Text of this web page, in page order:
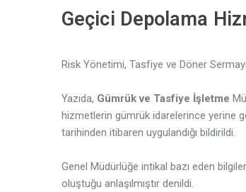
Geçici Depolama
Risk Yönetimi, Tasfiye ve Döner
Yazıda, Gümrük ve Tasfiye İşletme
hizmetlerin gümrük idarelerince yerine
tarihinden itibaren uygulandığı bildirildi.
Genel Müdürlüğe intikal bazı eden
oluştuğu anlaşılmıştır denildi.